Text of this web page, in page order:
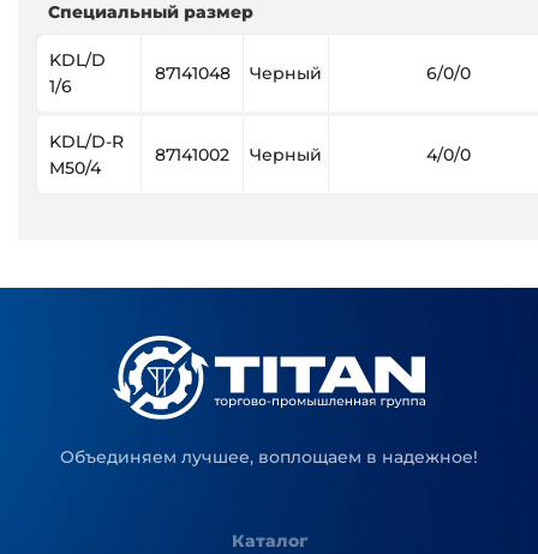
Специальный размер
KDL/D
1/6
87141048 Черный 6/0/0
KDL/D-R
M50/4
87141002 Черный 4/0/0
Объединяем лучшее, воплощаем в надежное!
Каталог